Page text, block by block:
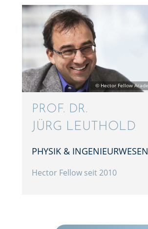
PROF. DR.
JÜRG LEUTHOLD
PHYSIK & INGENIEURWESEN
Hector Fellow seit 2010